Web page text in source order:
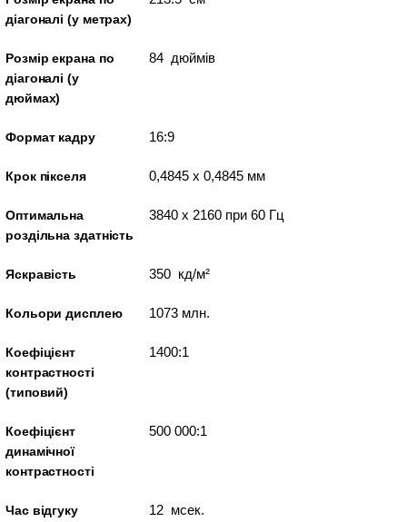
діагоналі (у метрах)
Розмір екрана по
діагоналі (у
дюймах)
84 дюймів
Формат кадру 16:9
Крок пікселя 0,4845 x 0,4845 мм
Оптимальна
роздільна здатність
3840 x 2160 при 60 Гц
Яскравість 350 кд/м²
Кольори дисплею 1073 млн.
Коефіцієнт
контрастності
(типовий)
1400:1
Коефіцієнт
динамічної
контрастності
500 000:1
Час відгуку
12 мсек.